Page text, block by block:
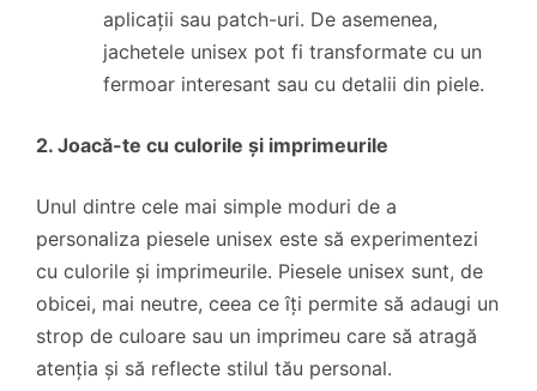
aplicații sau patch-uri. De asemenea,
jachetele unisex pot fi transformate cu un
fermoar interesant sau cu detalii din piele.
2. Joacă-te cu culorile și imprimeurile
Unul dintre cele mai simple moduri de a
personaliza piesele unisex este să experimentezi
cu culorile și imprimeurile. Piesele unisex sunt, de
obicei, mai neutre, ceea ce îți permite să adaugi un
strop de culoare sau un imprimeu care să atragă
atenția și să reflecte stilul tău personal.